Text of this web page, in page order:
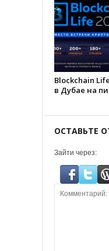
Blockchain
в Дубае на
ОСТАВЬТЕ
Зайти через: